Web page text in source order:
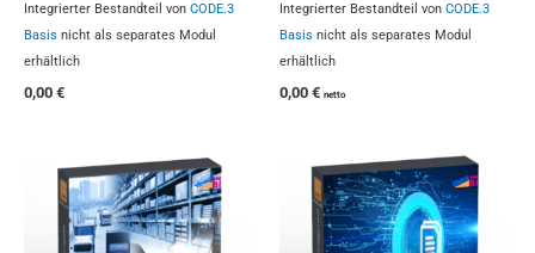
Integrierter Bestandteil von CODE.3
Basis nicht als separates Modul
erhältlich
0,00 €
Integrierter Bestandteil von CODE.3
Basis nicht als separates Modul
erhältlich
0,00 € netto